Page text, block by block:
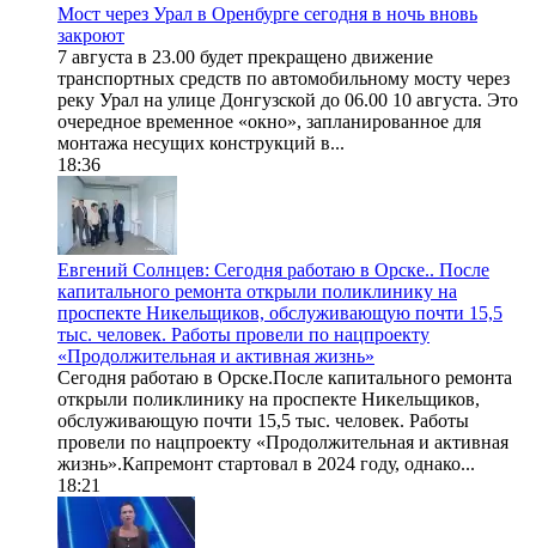
Мост через Урал в Оренбурге сегодня в ночь вновь
закроют
7 августа в 23.00 будет прекращено движение
транспортных средств по автомобильному мосту через
реку Урал на улице Донгузской до 06.00 10 августа. Это
очередное временное «окно», запланированное для
монтажа несущих конструкций в...
18:36
Евгений Солнцев: Сегодня работаю в Орске.. После
капитального ремонта открыли поликлинику на
проспекте Никельщиков, обслуживающую почти 15,5
тыс. человек. Работы провели по нацпроекту
«Продолжительная и активная жизнь»
Сегодня работаю в Орске.После капитального ремонта
открыли поликлинику на проспекте Никельщиков,
обслуживающую почти 15,5 тыс. человек. Работы
провели по нацпроекту «Продолжительная и активная
жизнь».Капремонт стартовал в 2024 году, однако...
18:21